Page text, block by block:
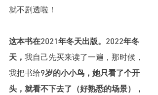
就不剧透啦！
这本书在2021年冬天出版。2022年冬
天， 我自己先买来读了一遍，那时候，
我把书给9岁的小小鸟，她只看了个开
头，就看不下去了（好熟悉的场景），